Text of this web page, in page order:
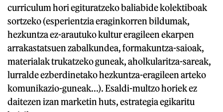
curriculum hori egituratzeko baliabide kolektiboak
sortzeko (esperientzia eraginkorren bildumak,
hezkuntza ez-arautuko kultur eragileen ekarpen
arrakastatsuen zabalkundea, formakuntza-saioak,
materialak trukatzeko guneak, aholkularitza-sareak,
lurralde ezberdinetako hezkuntza-eragileen arteko
komunikazio-guneak...). Esaldi-multzo horiek ez
daitezen izan marketin huts, estrategia egikaritu